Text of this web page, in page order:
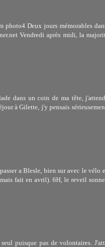
Deux jours mémorables
Vendredi après midi, la
dans un coin de ma tête,
à Gilette, j'y pensais
a Blesle, bien sur avec le vélo
fait en avril). 6H, le reveil
puisque pas de volontaires.